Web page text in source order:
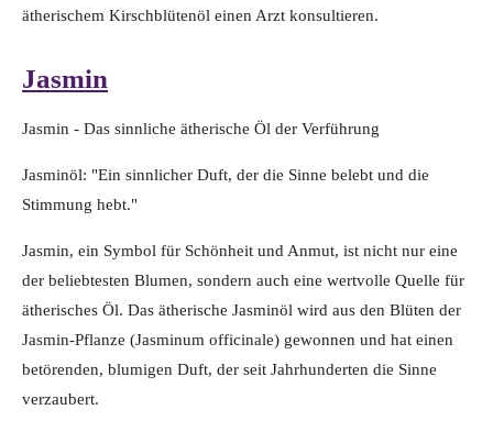
ätherischem Kirschblütenöl einen Arzt konsultieren.
Jasmin
Jasmin - Das sinnliche ätherische Öl der Verführung
Jasminöl: "Ein sinnlicher Duft, der die Sinne belebt und die
Stimmung hebt."
Jasmin, ein Symbol für Schönheit und Anmut, ist nicht nur eine
der beliebtesten Blumen, sondern auch eine wertvolle Quelle für
ätherisches Öl. Das ätherische Jasminöl wird aus den Blüten der
Jasmin-Pflanze (Jasminum officinale) gewonnen und hat einen
betörenden, blumigen Duft, der seit Jahrhunderten die Sinne
verzaubert.